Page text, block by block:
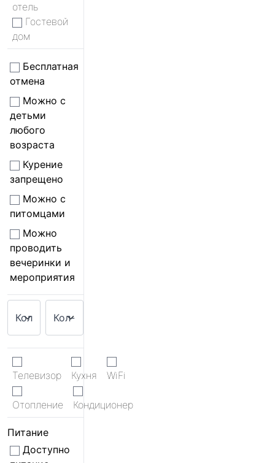
отель
Гостевой
дом
Бесплатная
отмена
Можно с
детьми
любого
возраста
Курение
запрещено
Можно с
питомцами
Можно
проводить
вечеринки и
мероприятия
Телевизор Кухня WiFi
Отопление Кондиционер
Питание
Доступно